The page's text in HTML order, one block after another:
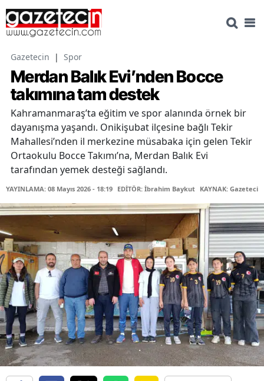
Gazetecin | Spor
Merdan Balık Evi’nden Bocce
takımına tam destek
Kahramanmaraş’ta eğitim ve spor alanında örnek bir
dayanışma yaşandı. Onikişubat ilçesine bağlı Tekir
Mahallesi’nden il merkezine müsabaka için gelen Tekir
Ortaokulu Bocce Takımı’na, Merdan Balık Evi
tarafından yemek desteği sağlandı.
YAYINLAMA: 08 Mayıs 2026 - 18:19 EDİTÖR: İbrahim Baykut KAYNAK: Gazetecin